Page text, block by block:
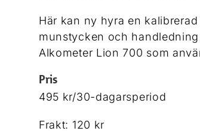
Här kan ny hyra en
munstycken och
Alkometer Lion 700 som
Pris
495 kr/30-dagarsperiod
Frakt: 120 kr